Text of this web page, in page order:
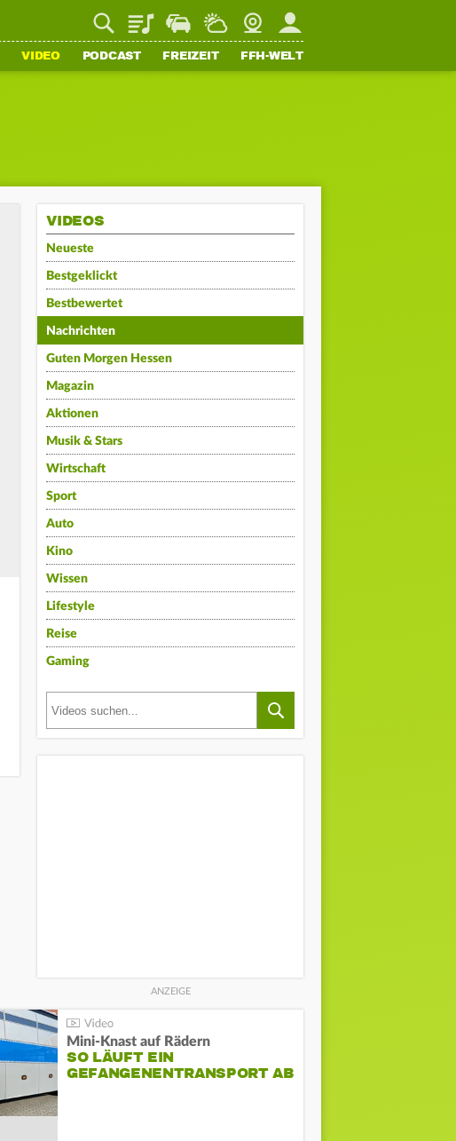
PlaylistStaupilotWetterWebcamMein FFH
VIDEO PODCAST FREIZEIT FFH-WELT
VIDEOS
Neueste
Bestgeklickt
Bestbewertet
Nachrichten
Guten Morgen Hessen
Magazin
Aktionen
Musik & Stars
Wirtschaft
Sport
Auto
Kino
Wissen
Lifestyle
Reise
Gaming
Mini-Knast auf Rädern
SO LÄUFT EIN
GEFANGENENTRANSPORT AB